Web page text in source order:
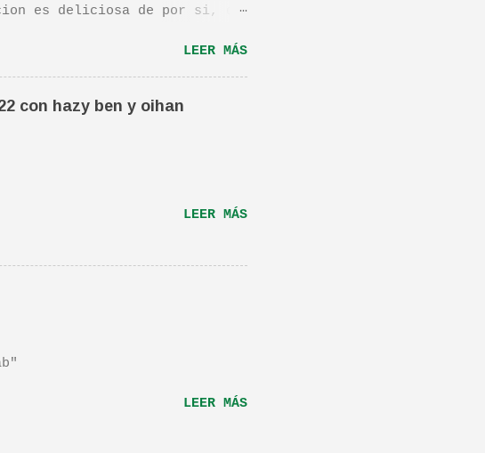
es deliciosa de por si, de
película llamada "Dan in
también os la recomiendo.
esta canción.De hecho
, incluye una magnifica Per-
LA TENDRÁS...
LEER MÁS
con hazy ben y oihan
LEER MÁS
LEER MÁS